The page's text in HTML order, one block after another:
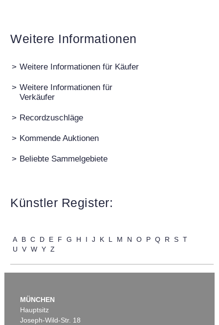
Auktion 540 - Lot 33
Mädchen mit Zopf , 1910
€ 6.383.000
WASSILY KANDINSKY
Villa Seeburg am Staffelsee
Weitere Informationen
> Weitere Informationen für Käufer
> Weitere Informationen für
Verkäufer
> Recordzuschläge
> Kommende Auktionen
> Beliebte Sammelgebiete
Künstler Register:
A B C D E F G H I J K L M N O P Q R S T
U
V W Y Z
MÜNCHEN
Hauptsitz
Joseph-Wild-Str. 18